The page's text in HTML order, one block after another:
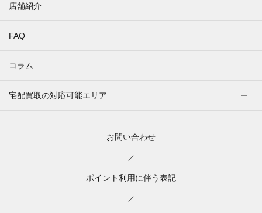
店舗紹介
FAQ
コラム
宅配買取の対応可能エリア
お問い合わせ
／
ポイント利用に伴う表記
／